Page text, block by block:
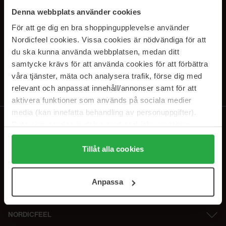
Denna webbplats använder cookies
För att ge dig en bra shoppingupplevelse använder
Nordicfeel cookies. Vissa cookies är nödvändiga för att
du ska kunna använda webbplatsen, medan ditt
samtycke krävs för att använda cookies för att förbättra
våra tjänster, mäta och analysera trafik, förse dig med
relevant och anpassat innehåll/annonser samt för att
aktivera funktioner som används på sociala medier
media (kan innefatta behandling av personuppgifter).
Genom att trycka på "Tillåt alla cookies" accepterar du
alla cookies, medan du under "Detaljer" kan anpassa
användningen av cookies. Du kan när som helst återkalla
samt vår Integritetspolicy.
Tillåt alla cookies
Anpassa
SUBSCRIBE TO OUR
NEWSLETTER
Ved å abonnere godtar du vårpersonvernerklæring. Du kan melde deg
av når som helst.
NORDICFEEL